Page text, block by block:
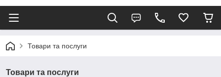
Товари та послуги
Товари та послуги